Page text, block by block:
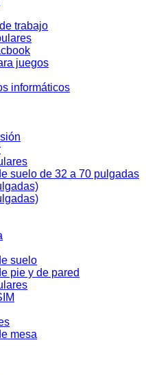
trabajo
juegos
informáticos
suelo de 32 a 70 pulgadas
suelo
pie y de pared
mesa